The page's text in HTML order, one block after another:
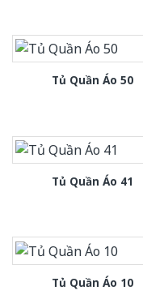
Tủ Quần Áo 50
Tủ Quần Áo 41
Tủ Quần Áo 10